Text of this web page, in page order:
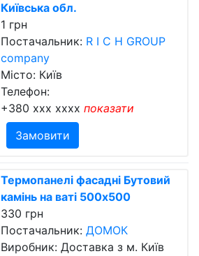
Київська обл.
1 грн
Постачальник: R I C H GROUP
company
Місто: Київ
Телефон:
+380 xxx xxxx показати
Замовити
Термопанелі фасадні Бутовий
камінь на ваті 500х500
330 грн
Постачальник: ДОМОК
Виробник: Доставка з м. Київ